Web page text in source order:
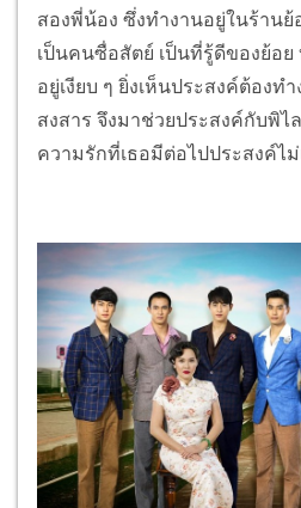
สองพี่น้อง ซึ่งทำงานอยู่ในร้าน
เป็นคนซื่อสัตย์ เป็นที่รู้ดีของย้อ
อยู่เงียบ ๆ ยิ่งเห็นประสงค์ต้อง
สงสาร จึงมาช่วยประสงค์กับพิไ
ความรักที่เธอมีต่อไปประสงค์ไม่